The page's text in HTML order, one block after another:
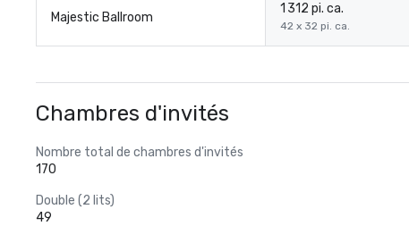
Majestic Ballroom
1 312 pi. ca.
42 x 32 pi. ca.
Chambres d'invités
Nombre total de chambres d'invités
170
Double (2 lits)
49